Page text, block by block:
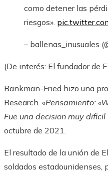
como detener las
riesgos».
– ballenas_inusuales
(De interés: El fundador de
Bankman-Fried hizo una
Research. «Pensamiento:
Fue una decision muy dificil
octubre de 2021.
El resultado de la unión de
soldados estadounidenses,